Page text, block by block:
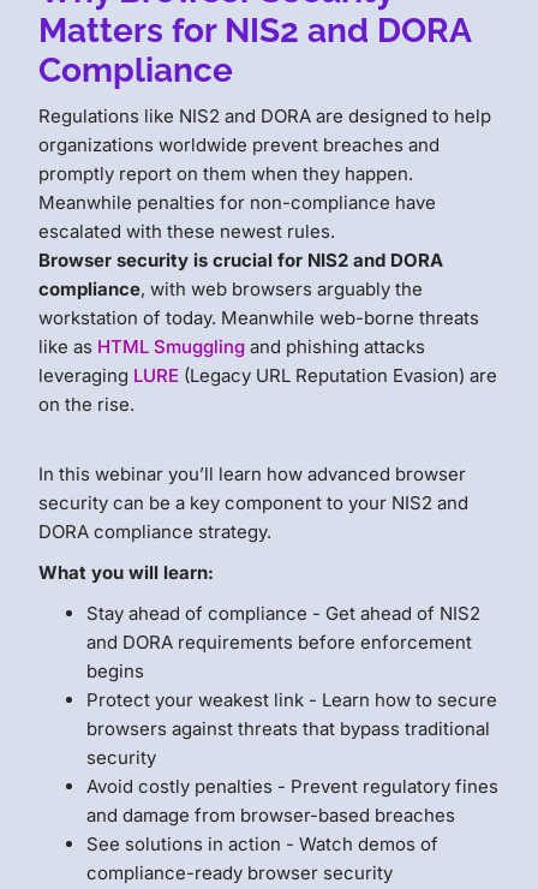
Matters for NIS2 and DORA
Compliance
Regulations like NIS2 and DORA are designed to help
organizations worldwide prevent breaches and
promptly report on them when they happen.
Meanwhile penalties for non-compliance have
escalated with these newest rules.
Browser security is crucial for NIS2 and DORA
compliance, with web browsers arguably the
workstation of today. Meanwhile web-borne threats
like as HTML Smuggling and phishing attacks
leveraging LURE (Legacy URL Reputation Evasion) are
on the rise.
In this webinar you’ll learn how advanced browser
security can be a key component to your NIS2 and
DORA compliance strategy.
What you will learn:
Stay ahead of compliance - Get ahead of NIS2
and DORA requirements before enforcement
begins
Protect your weakest link - Learn how to secure
browsers against threats that bypass traditional
security
Avoid costly penalties - Prevent regulatory fines
and damage from browser-based breaches
See solutions in action - Watch demos of
compliance-ready browser security